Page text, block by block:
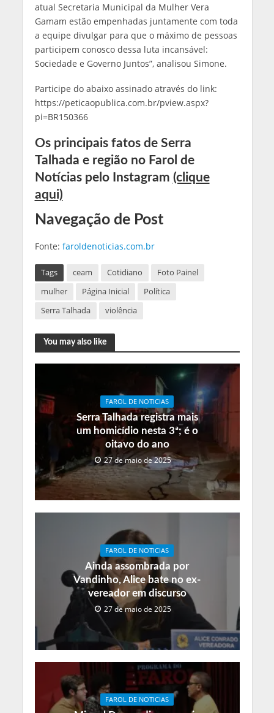
atual Secretaria Municipal da Mulher Vera
Gamam estão empenhadas juntamente com toda
a equipe divulgar para que o máximo de pessoas
participem conosco dessa luta incansável:
Sociedade e Governo Juntos”, analisou Simone.
Participe do abaixo assinado através do link:
https://peticaopublica.com.br/pview.aspx?
pi=BR150366
Os principais fatos de Serra
Talhada e região no Farol de
Notícias pelo Instagram (clique
aqui)
Navegação de Post
Fonte: faroldenoticias.com.br
Tags ceam Cotidiano
Foto Painel
mulher
Página Inicial
Política
Serra Talhada
violência
You may also like
FAROL DE NOTICIAS
Serra Talhada registra mais
um homicídio nesta 3ª; é o
oitavo do ano
27 de maio de 2025
FAROL DE NOTICIAS
Ainda assombrada por
Vandinho, Alice bate no ex-
vereador em discurso
27 de maio de 2025
FAROL DE NOTICIAS